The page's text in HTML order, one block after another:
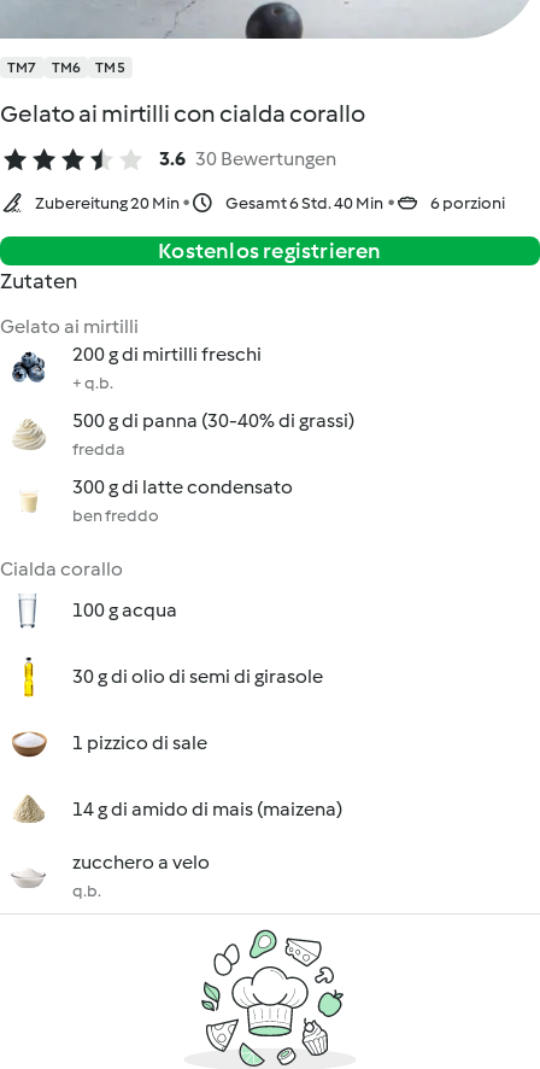
TM7 TM6 TM5
Gelato ai mirtilli con cialda corallo
3.6 30 Bewertungen
Zubereitung 20 Min Gesamt 6 Std. 40 Min 6 porzioni
Kostenlos registrieren
Zutaten
Gelato ai mirtilli
200 g di mirtilli freschi
+ q.b.
500 g di panna (30-40% di grassi)
fredda
300 g di latte condensato
ben freddo
Cialda corallo
100 g acqua
30 g di olio di semi di girasole
1 pizzico di sale
14 g di amido di mais (maizena)
zucchero a velo
q.b.